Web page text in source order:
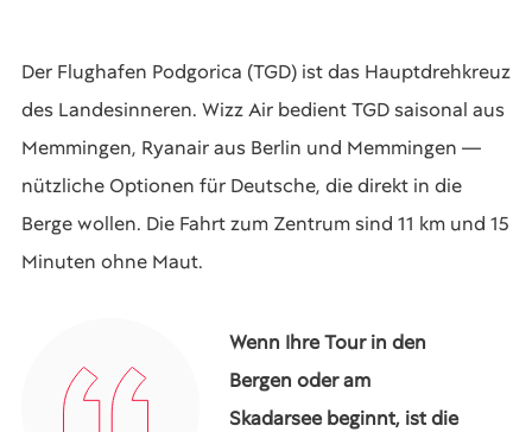
Der Flughafen Podgorica (TGD) ist das Hauptdrehkreuz
des Landesinneren. Wizz Air bedient TGD saisonal aus
Memmingen, Ryanair aus Berlin und Memmingen —
nützliche Optionen für Deutsche, die direkt in die
Berge wollen. Die Fahrt zum Zentrum sind 11 km und 15
Minuten ohne Maut.
Wenn Ihre Tour in den
Bergen oder am
Skadarsee beginnt, ist die